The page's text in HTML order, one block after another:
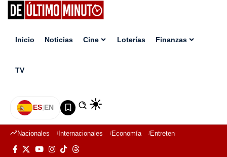
Inicio Noticias Cine Loterías Finanzas
TV
ES|EN
Nacionales Internacionales Economía Entretenimiento